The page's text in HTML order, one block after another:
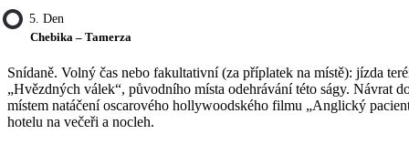
5. Den
Chebika – Tamerza
Snídaně. Volný čas nebo fakultativní (za příplatek na místě): jízda
„Hvězdných válek“, původního místa odehrávání této ságy. Návrat
místem natáčení oscarového hollywoodského filmu „Anglický
hotelu na večeři a nocleh.